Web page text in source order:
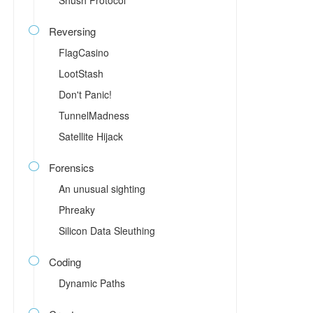
 Reversing
FlagCasino
LootStash
Don't Panic!
TunnelMadness
Satellite Hijack
 Forensics
An unusual sighting
Phreaky
Silicon Data Sleuthing
 Coding
Dynamic Paths